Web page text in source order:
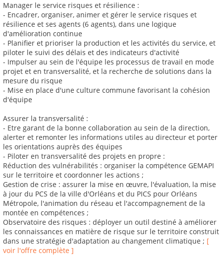
Manager le service risques et résilience :
- Encadrer, organiser, animer et gérer le service risques et
résilience et ses agents (6 agents), dans une logique
d'amélioration continue
- Planifier et prioriser la production et les activités du service, et
piloter le suivi des délais et des indicateurs d'activité
- Impulser au sein de l'équipe les processus de travail en mode
projet et en transversalité, et la recherche de solutions dans la
mesure du risque
- Mise en place d'une culture commune favorisant la cohésion
d'équipe
Assurer la transversalité :
- Etre garant de la bonne collaboration au sein de la direction,
alerter et remonter les informations utiles au directeur et porter
les orientations auprès des équipes
- Piloter en transversalité des projets en propre :
Réduction des vulnérabilités : organiser la compétence GEMAPI
sur le territoire et coordonner les actions ;
Gestion de crise : assurer la mise en œuvre, l'évaluation, la mise
à jour du PCS de la ville d'Orléans et du PICS pour Orléans
Métropole, l'animation du réseau et l'accompagnement de la
montée en compétences ;
Observatoire des risques : déployer un outil destiné à améliorer
les connaissances en matière de risque sur le territoire construit
dans une stratégie d'adaptation au changement climatique ; [
voir l'offre complète ]